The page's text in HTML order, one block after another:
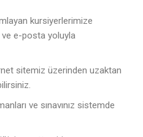
kursiyerlerimize
ve e-posta yoluyla
sitemiz üzerinden uzaktan
ve sınavınız sistemde